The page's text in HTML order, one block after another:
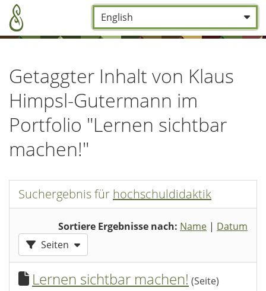
Zum Hauptinhalt zurückspringen
Sprache:
Getaggter Inhalt von Klaus
Himpsl-Gutermann im
Portfolio "Lernen sichtbar
machen!"
Suchergebnis für hochschuldidaktik
Sortiere Ergebnisse nach: Name | Datum
Ergebnisse filtern nach:
Seiten
Lernen sichtbar machen! (Seite)